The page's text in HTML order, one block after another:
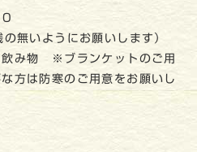
無いようにお願いします）
飲み物 ※ブランケットのご用
方は防寒のご用意をお願いし